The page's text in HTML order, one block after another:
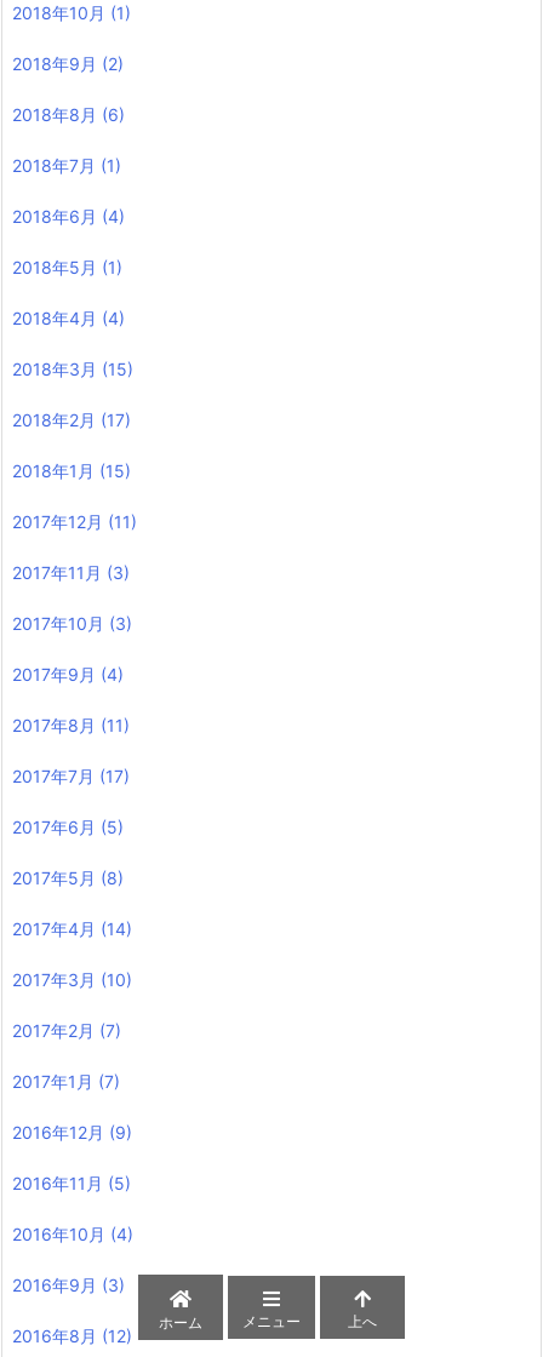
2018年10月 (1)
2018年9月 (2)
2018年8月 (6)
2018年7月 (1)
2018年6月 (4)
2018年5月 (1)
2018年4月 (4)
2018年3月 (15)
2018年2月 (17)
2018年1月 (15)
2017年12月 (11)
2017年11月 (3)
2017年10月 (3)
2017年9月 (4)
2017年8月 (11)
2017年7月 (17)
2017年6月 (5)
2017年5月 (8)
2017年4月 (14)
2017年3月 (10)
2017年2月 (7)
2017年1月 (7)
2016年12月 (9)
2016年11月 (5)
2016年10月 (4)
2016年9月 (3)
2016年8月 (12)
ホーム メニュー 上へ